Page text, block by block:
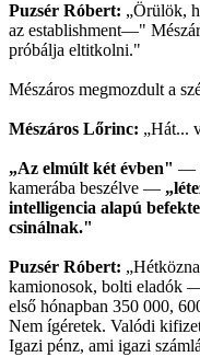
Puzsér Róbert: „Örülök,
az establishment—"
próbálja eltitkolni."
Mészáros megmozdult a
Mészáros Lőrinc: „Hát...
„Az elmúlt két évben" —
kamerába beszélve —
intelligencia alapú
csinálnak."
Puzsér Róbert:
kamionosok, bolti eladók
első hónapban 350 000,
Nem ígéretek. Valódi
Igazi pénz, ami igazi